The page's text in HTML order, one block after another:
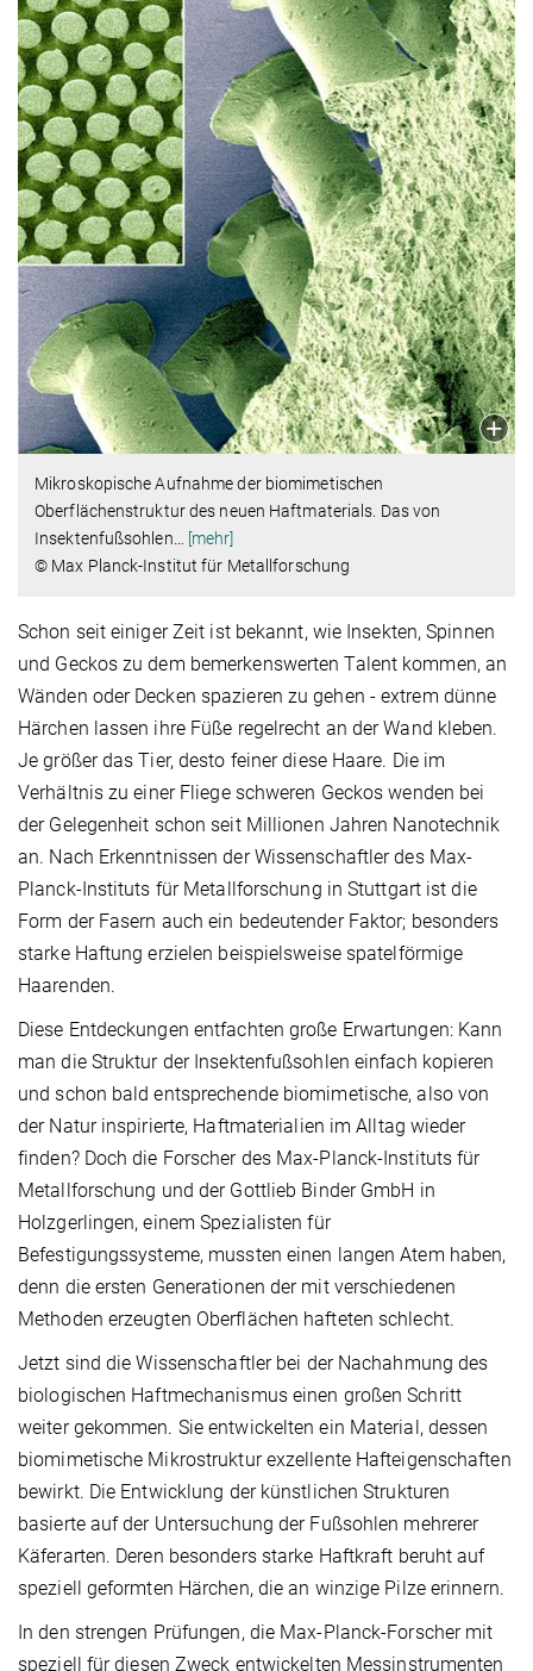
Mikroskopische Aufnahme der biomimetischen
Oberflächenstruktur des neuen Haftmaterials. Das von
Insektenfußsohlen… [mehr]
© Max Planck-Institut für Metallforschung
Schon seit einiger Zeit ist bekannt, wie Insekten, Spinnen
und Geckos zu dem bemerkenswerten Talent kommen, an
Wänden oder Decken spazieren zu gehen - extrem dünne
Härchen lassen ihre Füße regelrecht an der Wand kleben.
Je größer das Tier, desto feiner diese Haare. Die im
Verhältnis zu einer Fliege schweren Geckos wenden bei
der Gelegenheit schon seit Millionen Jahren Nanotechnik
an. Nach Erkenntnissen der Wissenschaftler des Max-
Planck-Instituts für Metallforschung in Stuttgart ist die
Form der Fasern auch ein bedeutender Faktor; besonders
starke Haftung erzielen beispielsweise spatelförmige
Haarenden.
Diese Entdeckungen entfachten große Erwartungen: Kann
man die Struktur der Insektenfußsohlen einfach kopieren
und schon bald entsprechende biomimetische, also von
der Natur inspirierte, Haftmaterialien im Alltag wieder
finden? Doch die Forscher des Max-Planck-Instituts für
Metallforschung und der Gottlieb Binder GmbH in
Holzgerlingen, einem Spezialisten für
Befestigungssysteme, mussten einen langen Atem haben,
denn die ersten Generationen der mit verschiedenen
Methoden erzeugten Oberflächen hafteten schlecht.
Jetzt sind die Wissenschaftler bei der Nachahmung des
biologischen Haftmechanismus einen großen Schritt
weiter gekommen. Sie entwickelten ein Material, dessen
biomimetische Mikrostruktur exzellente Hafteigenschaften
bewirkt. Die Entwicklung der künstlichen Strukturen
basierte auf der Untersuchung der Fußsohlen mehrerer
Käferarten. Deren besonders starke Haftkraft beruht auf
speziell geformten Härchen, die an winzige Pilze erinnern.
In den strengen Prüfungen, die Max-Planck-Forscher mit
speziell für diesen Zweck entwickelten Messinstrumenten